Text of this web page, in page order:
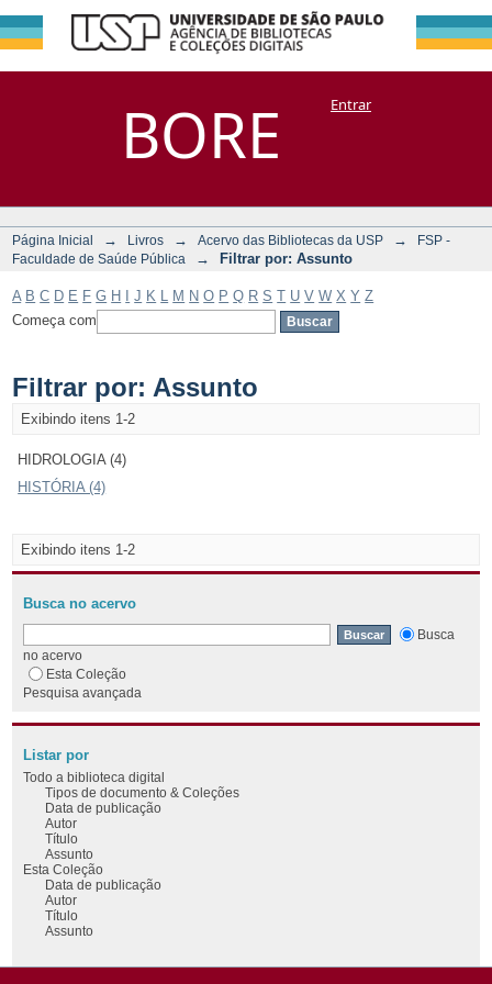
BORE
Filtrar por:
Assunto
DSpace/Manakin + CoriscoEntrar
Página Inicial → Livros → Acervo das Bibliotecas da USP →
FSP -
Faculdade de Saúde Pública
→ Filtrar por: Assunto
A B C D E F G H J K M N O P Q R S T U V W X Y Z
Começa com
Filtrar por: Assunto
Exibindo itens 1-2
HIDROLOGIA (4)
HISTÓRIA (4)
Exibindo itens 1-2
Busca no acervo
Busca
no acervo
Esta Coleção
Pesquisa avançada
Listar por
Todo a biblioteca digital
Tipos de documento & Coleções
Data de publicação
Autor
Título
Assunto
Esta Coleção
Data de publicação
Autor
Título
Assunto